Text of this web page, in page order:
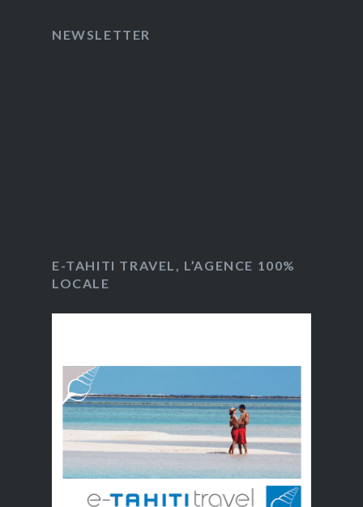
NEWSLETTER
E-TAHITI TRAVEL, L’AGENCE 100%
LOCALE